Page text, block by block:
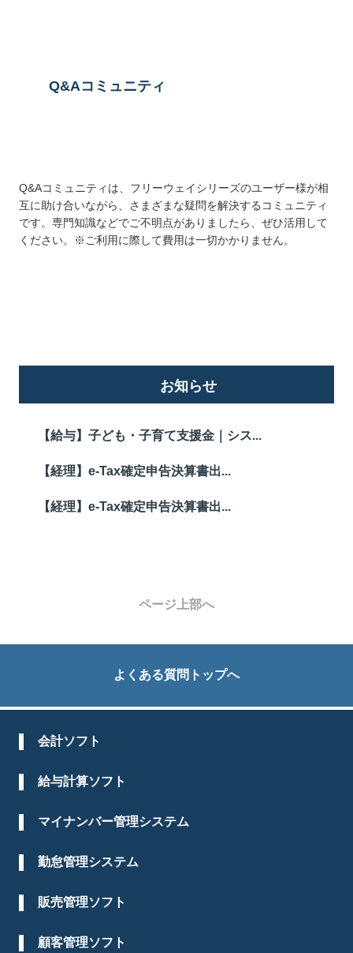
Q&Aコミュニティ
Q&Aコミュニティは、フリーウェイシリーズのユーザー様が相
互に助け合いながら、さまざまな疑問を解決するコミュニティ
です。専門知識などでご不明点がありましたら、ぜひ活用して
ください。※ご利用に際して費用は一切かかりません。
お知らせ
【給与】子ども・子育て支援金｜シス...
【経理】e-Tax確定申告決算書出...
【経理】e-Tax確定申告決算書出...
ページ上部へ
よくある質問トップへ
会計ソフト
給与計算ソフト
マイナンバー管理システム
勤怠管理システム
販売管理ソフト
顧客管理ソフト